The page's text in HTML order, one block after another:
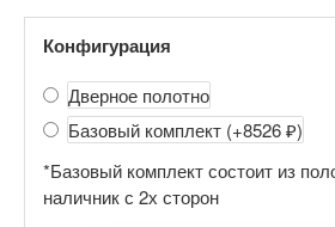
Конфигурация
Дверное полотно
Базовый комплект (+8526 ₽)
*Базовый комплект состоит из
наличник с 2х сторон